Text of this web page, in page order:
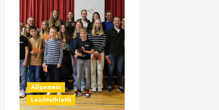
Allgemein
Leichtathletik